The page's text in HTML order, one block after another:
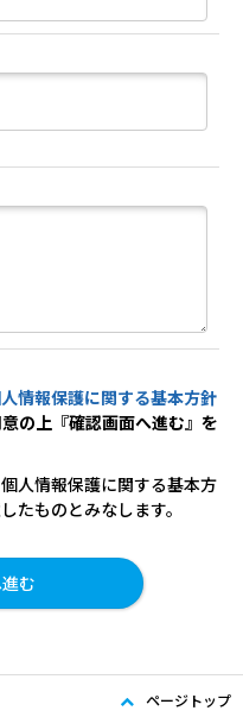
情報保護に関する基本方針
の上『確認画面へ進む』を
人情報保護に関する基本方
たものとみなします。
ページトップ